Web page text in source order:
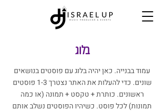
בלוג
עמוד בבנייה. כאן יהיה בלוג עם פוסטים בנושאים
שונים. כדי להעלות את האתר נצטרך 1-3 פוסטים
ראשונים. כותרת + טקסט + תמונה (או כמה
תמונות) לכל פוסט. כשיהיו הפוסטים נשלב אותם